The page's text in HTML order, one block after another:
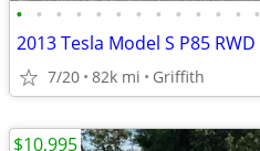
• • • • • • • • • • • • •
2013 Tesla Model S P85 RWD
7/20 82k mi Griffith
$10,995